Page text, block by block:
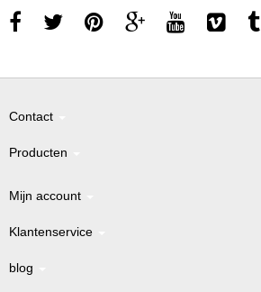
Contact
Producten
Mijn account
Klantenservice
blog